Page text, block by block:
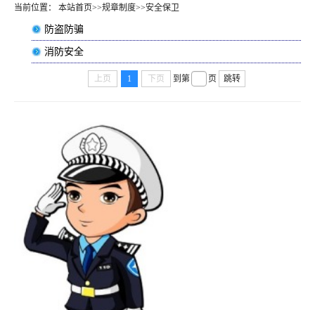
当前位置： 本站首页>>规章制度>>安全保卫
防盗防骗
消防安全
上页 1 下页 到第 页 跳转